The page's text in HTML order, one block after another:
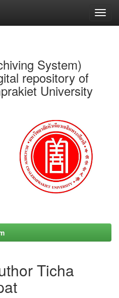
System)
repository of
University
Ticha